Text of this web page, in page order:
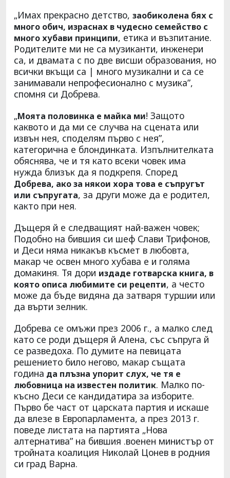
„Имах прекрасно детство, заобиколена бях с
много обич, израснах в чудесно семейство с
много хубави принципи, етика и възпитание.
Родителите ми не са музиканти, инженери
са, и двамата с по две висши образования, но
всички вкъщи са | много музикални и са се
занимавали непрофесионално с музика”,
спомня си Добрева.
„Моята половинка е майка ми! Защото
каквото и да ми се случва на сцената или
извън нея, споделям първо с нея”,
категорична е блондинката. Изпълнителката
обяснява, че и тя като всеки човек има
нужда близък да я подкрепя. Според
Добрева, ако за някои хора това е съпругът
или съпругата, за други може да е родител,
както при нея.
Дъщеря й е следващият най-важен човек;
Подобно на бившия си шеф Слави Трифонов,
и Деси няма никакъв късмет в любовта,
макар че освен много хубава е и голяма
домакиня. Тя дори издаде готварска книга, в
която описа любимите си рецепти, а често
може да бъде видяна да затваря туршии или
да върти зелник.
Добрева се омъжи през 2006 г., а малко след
като се роди дъщеря й Алена, със съпруга й
се разведоха. По думите на певицата
решението било негово, макар същата
година да плъзна упорит слух, че тя е
любовница на известен политик. Малко по-
късно Деси се кандидатира за изборите.
Първо бе част от царската партия и искаше
да влезе в Европарламента, а през 2013 г.
поведе листата на партията „Нова
алтернатива” на бившия .военен министър от
тройната коалиция Николай Цонев в родния
си град Варна.